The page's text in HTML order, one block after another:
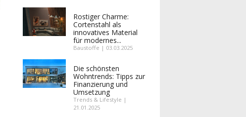
Rostiger Charme:
Cortenstahl als
innovatives Material
für modernes...
Baustoffe | 03.03.2025
Die schönsten
Wohntrends: Tipps zur
Finanzierung und
Umsetzung
Trends & Lifestyle |
21.01.2025